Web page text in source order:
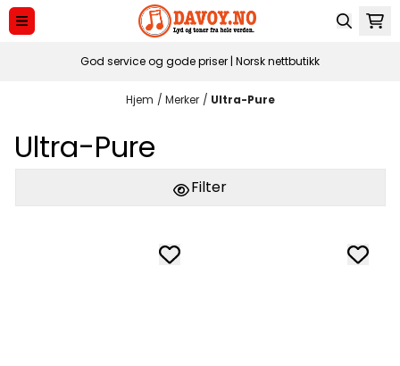
Hopp til innhold
God service og gode priser | Norsk nettbutikk
Hjem / Merker / Ultra-Pure
Ultra-Pure
Filter